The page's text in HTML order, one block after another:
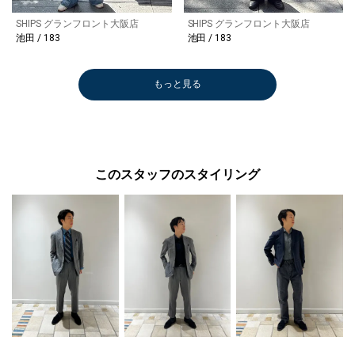
SHIPS グランフロント大阪店
池田 / 183
SHIPS グランフロント大阪店
池田 / 183
もっと見る
このスタッフのスタイリング